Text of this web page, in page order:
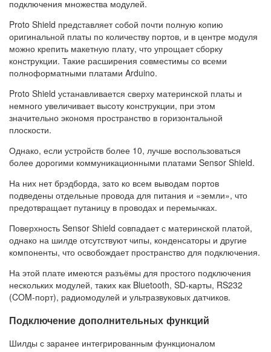
подключения множества модулей.
Proto Shield представляет собой почти полную копию
оригинальной платы по количеству портов, и в центре модуля
можно крепить макетную плату, что упрощает сборку
конструкции. Такие расширения совместимы со всеми
полноформатными платами Arduino.
Proto Shield устанавливается сверху материнской платы и
немного увеличивает высоту конструкции, при этом
значительно экономя пространство в горизонтальной
плоскости.
Однако, если устройств более 10, лучше воспользоваться
более дорогими коммуникационными платами Sensor Shield.
На них нет брэдборда, зато ко всем выводам портов
подведены отдельные провода для питания и «земли», что
предотвращает путаницу в проводах и перемычках.
Поверхность Sensor Shield совпадает с материнской платой,
однако на шилде отсутствуют чипы, конденсаторы и другие
компоненты, что освобождает пространство для подключения.
На этой плате имеются разъёмы для простого подключения
нескольких модулей, таких как Bluetooth, SD-карты, RS232
(COM-порт), радиомодулей и ультразвуковых датчиков.
Подключение дополнительных функций
Шилды с заранее интегрированным функционалом